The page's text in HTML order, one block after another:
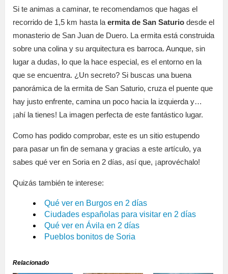
Si te animas a caminar, te recomendamos que hagas el
recorrido de 1,5 km hasta la ermita de San Saturio desde el
monasterio de San Juan de Duero. La ermita está construida
sobre una colina y su arquitectura es barroca. Aunque, sin
lugar a dudas, lo que la hace especial, es el entorno en la
que se encuentra. ¿Un secreto? Si buscas una buena
panorámica de la ermita de San Saturio, cruza el puente que
hay justo enfrente, camina un poco hacia la izquierda y…
¡ahí la tienes! La imagen perfecta de este fantástico lugar.
Como has podido comprobar, este es un sitio estupendo
para pasar un fin de semana y gracias a este artículo, ya
sabes qué ver en Soria en 2 días, así que, ¡aprovéchalo!
Quizás también te interese:
Qué ver en Burgos en 2 días
Ciudades españolas para visitar en 2 días
Qué ver en Ávila en 2 días
Pueblos bonitos de Soria
Relacionado